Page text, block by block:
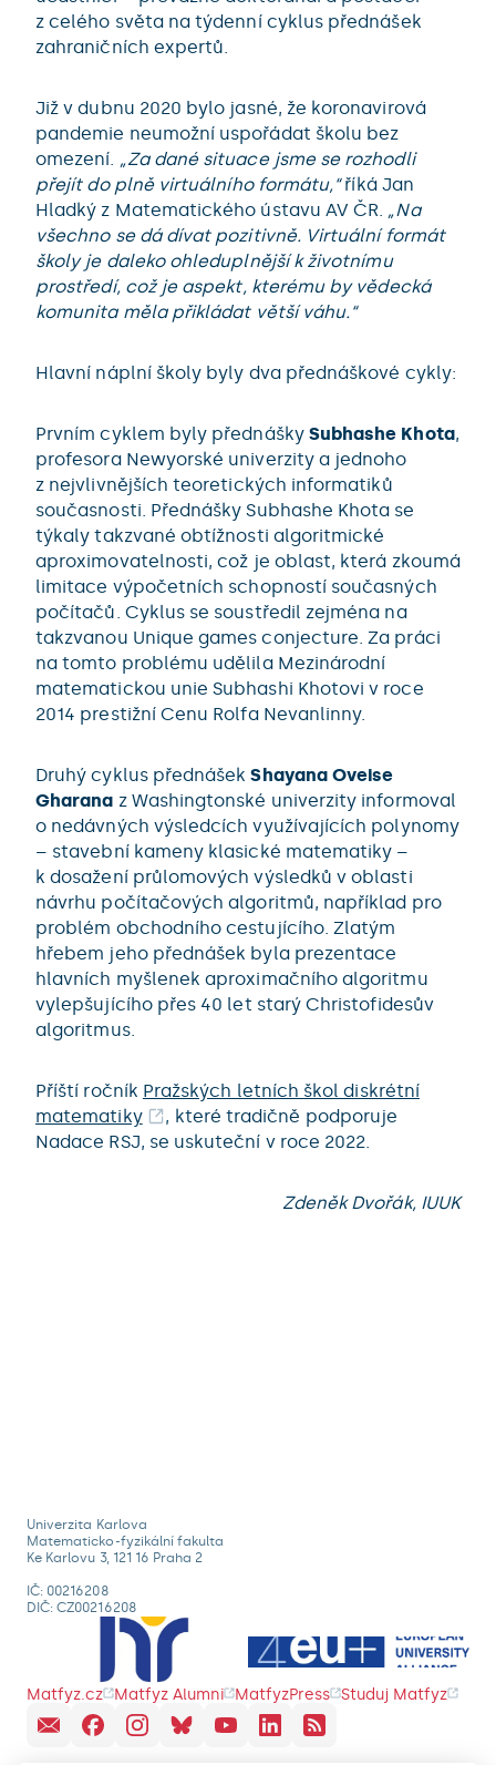
z celého světa na týdenní cyklus přednášek
zahraničních expertů.
Již v dubnu 2020 bylo jasné, že koronavirová
pandemie neumožní uspořádat školu bez
omezení. „Za dané situace jsme se rozhodli
přejít do plně virtuálního formátu,“říká Jan
Hladký z Matematického ústavu AV ČR. „Na
všechno se dá dívat pozitivně. Virtuální formát
školy je daleko ohleduplnější k životnímu
prostředí, což je aspekt, kterému by vědecká
komunita měla přikládat větší váhu.“
Hlavní náplní školy byly dva přednáškové cykly:
Prvním cyklem byly přednášky Subhashe Khota,
profesora Newyorské univerzity a jednoho
z nejvlivnějších teoretických informatiků
současnosti. Přednášky Subhashe Khota se
týkaly takzvané obtížnosti algoritmické
aproximovatelnosti, což je oblast, která zkoumá
limitace výpočetních schopností současných
počítačů. Cyklus se soustředil zejména na
takzvanou Unique games conjecture. Za práci
na tomto problému udělila Mezinárodní
matematickou unie Subhashi Khotovi v roce
2014 prestižní Cenu Rolfa Nevanlinny.
Druhý cyklus přednášekShayana Oveise
Gharana z Washingtonské univerzity informoval
o nedávných výsledcích využívajících polynomy
– stavební kameny klasické matematiky –
k dosažení průlomových výsledků v oblasti
návrhu počítačových algoritmů, například pro
problém obchodního cestujícího. Zlatým
hřebem jeho přednášek byla prezentace
hlavních myšlenek aproximačního algoritmu
vylepšujícího přes 40 let starý Christofidesův
algoritmus.
Příští ročník Pražských letních škol diskrétní
matematiky
, které tradičně podporuje
Nadace RSJ, se uskuteční v roce 2022.
Zdeněk Dvořák, IUUK
Univerzita Karlova
Matematicko-fyzikální fakulta
Ke Karlovu 3, 121 16 Praha 2
IČ: 00216208
DIČ: CZ00216208
Matfyz.cz Matfyz Alumni MatfyzPress Studuj Matfyz